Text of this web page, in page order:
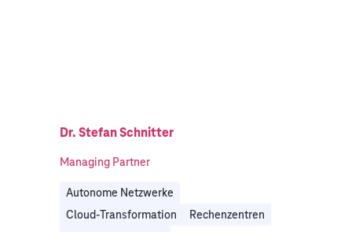
Dr. Stefan Schnitter
Managing Partner
Autonome Netzwerke
Cloud-Transformation
Rechenzentren